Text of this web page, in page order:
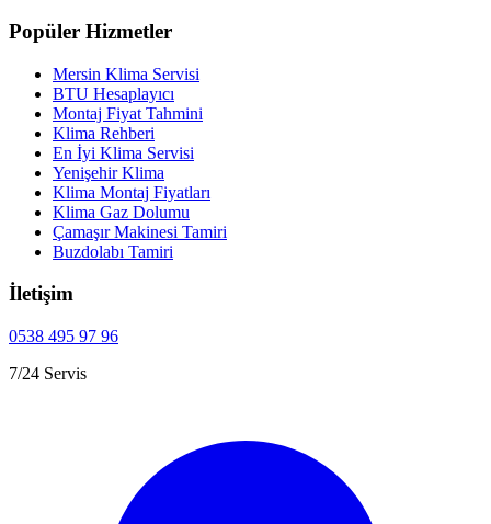
Popüler Hizmetler
Mersin Klima Servisi
BTU Hesaplayıcı
Montaj Fiyat Tahmini
Klima Rehberi
En İyi Klima Servisi
Yenişehir Klima
Klima Montaj Fiyatları
Klima Gaz Dolumu
Çamaşır Makinesi Tamiri
Buzdolabı Tamiri
İletişim
0538 495 97 96
7/24 Servis